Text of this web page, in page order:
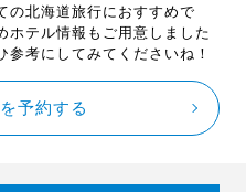
の北海道旅行におすすめで
ホテル情報もご用意しました
考にしてみてくださいね！
予約する